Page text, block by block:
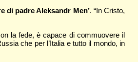
di padre Aleksandr Men’. “In Cristo,
la fede, è capace di commuovere il
che per l’Italia e tutto il mondo, in